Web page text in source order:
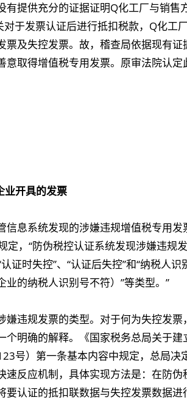
提供充分的证据证明Q化工厂与销售
于发票认证后进行抵扣税款，Q化工
票及失控发票。故，稽查局依据现有证
意取得增值税专用发票。原审法院认定
业开具的发票
信息系统发现的涉嫌违规增值税专用
，“防伪税控认证系统发现涉嫌违规发
证时失控”、“认证后失控”和“纳税人
的纳税人识别号不符）”等类型。”
嫌违规发票的类型。对于何为失控发
个明确的解释。《国家税务总局关于
号）第一条基本内容中规定，总局决
反应机制，具体实现方法是：在防伪
认证的抵扣联数据与失控发票数据进